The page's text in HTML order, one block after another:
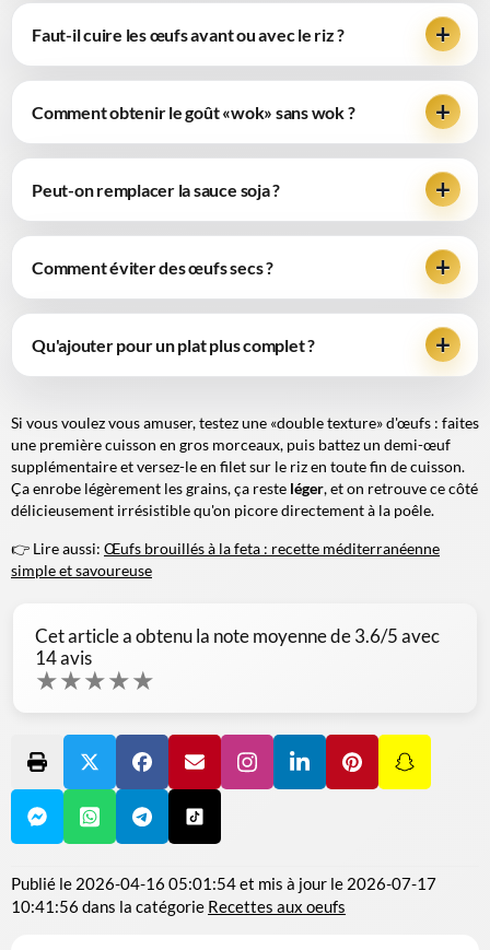
Faut-il cuire les œufs avant ou avec le riz ?
Comment obtenir le goût «wok» sans wok ?
Peut-on remplacer la sauce soja ?
Comment éviter des œufs secs ?
Qu'ajouter pour un plat plus complet ?
Si vous voulez vous amuser, testez une «double texture» d'œufs : faites
une première cuisson en gros morceaux, puis battez un demi-œuf
supplémentaire et versez-le en filet sur le riz en toute fin de cuisson.
Ça enrobe légèrement les grains, ça reste léger, et on retrouve ce côté
délicieusement irrésistible qu'on picore directement à la poêle.
👉 Lire aussi: Œufs brouillés à la feta : recette méditerranéenne
simple et savoureuse
Cet article a obtenu la note moyenne de3.6/5 avec
14avis
★★★★★
Publié le 2026-04-16 05:01:54et mis à jour le 2026-07-17
10:41:56 dans la catégorie Recettes aux oeufs